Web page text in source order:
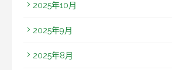
2025年10月
2025年9月
2025年8月